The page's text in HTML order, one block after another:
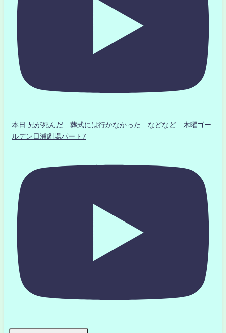
本日 兄が死んだ 葬式には行かなかった などなど 木曜ゴー
ルデン日浦劇場パート7